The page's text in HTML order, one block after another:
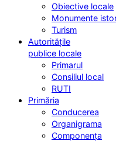
Obiective locale
Monumente
Turism
Autoritățile
publice locale
Primarul
Consiliul local
RUTI
Primăria
Conducerea
Organigrama
Componența